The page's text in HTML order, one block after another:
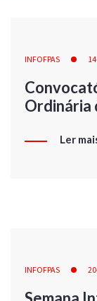
INFOFPAS
Ordinária
Ler
INFOFPAS